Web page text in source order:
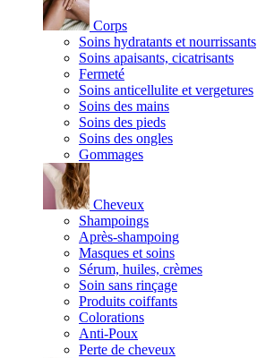
Corps
Soins hydratants et nourrissants
Soins apaisants, cicatrisants
Fermeté
Soins anticellulite et vergetures
Soins des mains
Soins des pieds
Soins des ongles
Gommages
Cheveux
Shampoings
Après-shampoing
Masques et soins
Sérum, huiles, crèmes
Soin sans rinçage
Produits coiffants
Colorations
Anti-Poux
Perte de cheveux